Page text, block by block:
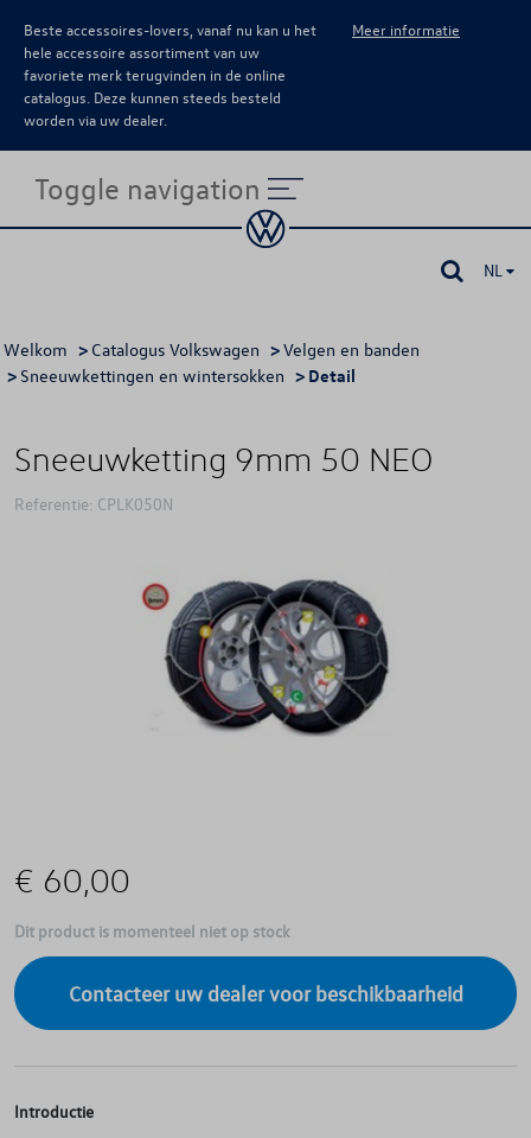
Beste accessoires-lovers, vanaf nu kan u het
hele accessoire assortiment van uw
favoriete merk terugvinden in de online
catalogus. Deze kunnen steeds besteld
worden via uw dealer.
Meer informatie
Toggle navigation
NL
Welkom > Catalogus Volkswagen >Velgen en banden
> Sneeuwkettingen en wintersokken > Detail
Sneeuwketting 9mm 50 NEO
Referentie: CPLK050N
€ 60,00
Dit product is momenteel niet op stock
Contacteer uw dealer voor beschikbaarheid
Introductie